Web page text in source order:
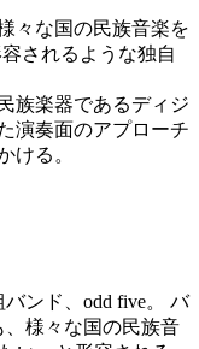
々な国の民族音楽を
されるような独自
族楽器であるディジ
演奏面のアプローチ
ける。
ンド、odd five。 バ
様々な国の民族音